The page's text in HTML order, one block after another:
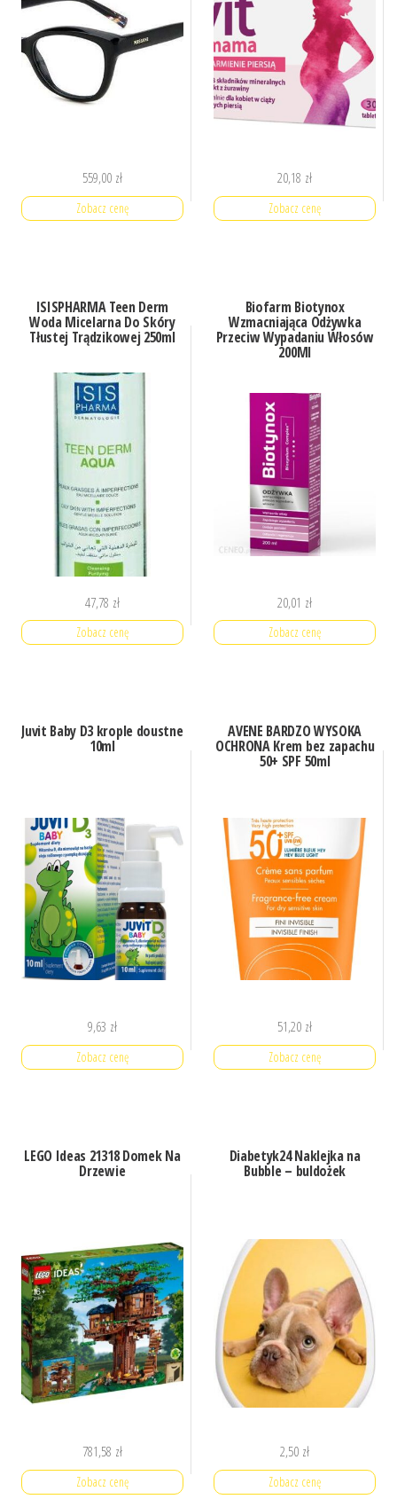
559,00 zł
Zobacz cenę
20,18 zł
Zobacz cenę
ISISPHARMA Teen Derm
Woda Micelarna Do Skóry
Tłustej Trądzikowej 250ml
47,78 zł
Zobacz cenę
Biofarm Biotynox
Wzmacniająca Odżywka
Przeciw Wypadaniu Włosów
200Ml
20,01 zł
Zobacz cenę
Juvit Baby D3 krople doustne
10ml
9,63 zł
Zobacz cenę
AVENE BARDZO WYSOKA
OCHRONA Krem bez zapachu
50+ SPF 50ml
51,20 zł
Zobacz cenę
LEGO Ideas 21318 Domek Na
Drzewie
781,58 zł
Zobacz cenę
Diabetyk24 Naklejka na
Bubble – buldożek
2,50 zł
Zobacz cenę